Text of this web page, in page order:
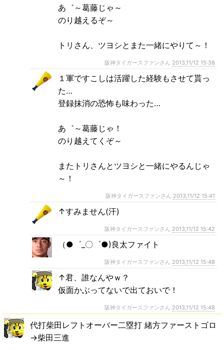
あ゛～葛藤じゃ～
のり越えるぞ～
トリさん、ツヨシとまた一緒にやりて～！
阪神タイガースファンさん 2013,11/12 15:38
１軍ですこしは活躍した経験もさせて貰っ
た…
登録抹消の恐怖も味わった…
あ゛～葛藤じゃ！
のり越えてくぞ～
またトリさんとツヨシと一緒にやるんじゃ
～！
阪神タイガースファンさん 2013,11/12 15:41
↑すみません(汗)
阪神タイガースファンさん 2013,11/12 15:42
（●゜_〇゜●)良太ファイト
阪神タイガースファンさん 2013,11/12 15:48
↑君、誰なんやｗ？
仮面かぶってないで出ておいで！
阪神タイガースファンさん 2013,11/12 15:48
代打柴田レフトオーバー二塁打 緒方ファーストゴロ
→柴田三進